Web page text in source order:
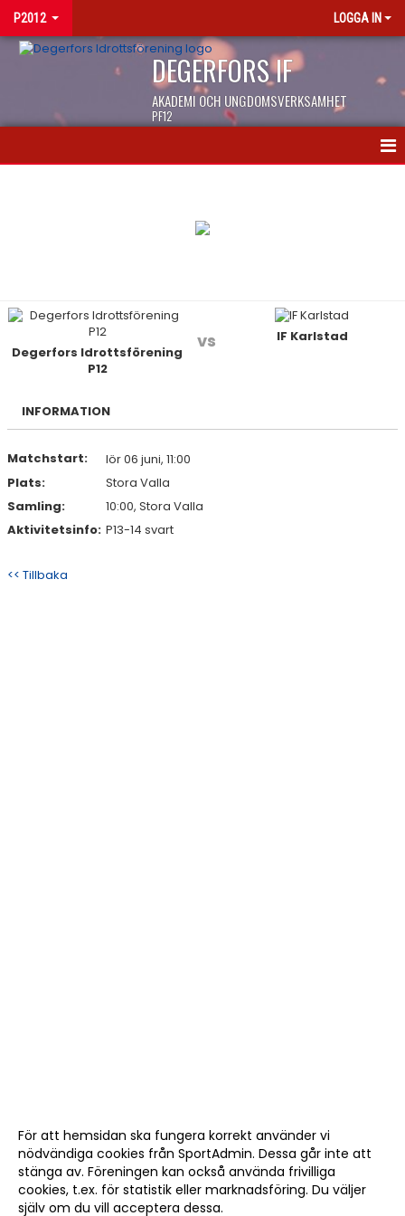
P2012 LOGGA IN
DEGERFORS IF
AKADEMI OCH UNGDOMSVERKSAMHET
PF12
DOKUMENT
KONTAKT
Degerfors Idrottsförening
P12
vs IF Karlstad
INFORMATION
Matchstart:
lör 06 juni, 11:00
Plats:
Stora Valla
Samling:
10:00, Stora Valla
Aktivitetsinfo: P13-14 svart
<< Tillbaka
För att hemsidan ska fungera korrekt använder vi
nödvändiga cookies från SportAdmin. Dessa går inte att
stänga av. Föreningen kan också använda frivilliga
cookies, t.ex. för statistik eller marknadsföring. Du väljer
själv om du vill acceptera dessa.